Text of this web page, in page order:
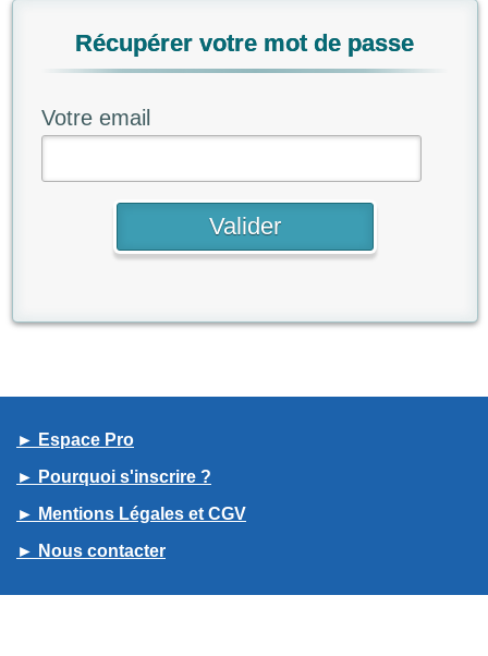
Récupérer votre mot de passe
Votre email
► Espace Pro
► Pourquoi s'inscrire ?
► Mentions Légales et CGV
► Nous contacter